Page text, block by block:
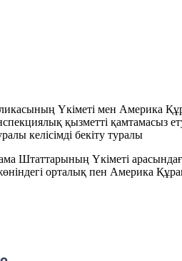
Yкiметi мен Америка
қызметтi
келiсiмдi бекiту туралы
Штаттарының Yкiметi
орталық пен Америка